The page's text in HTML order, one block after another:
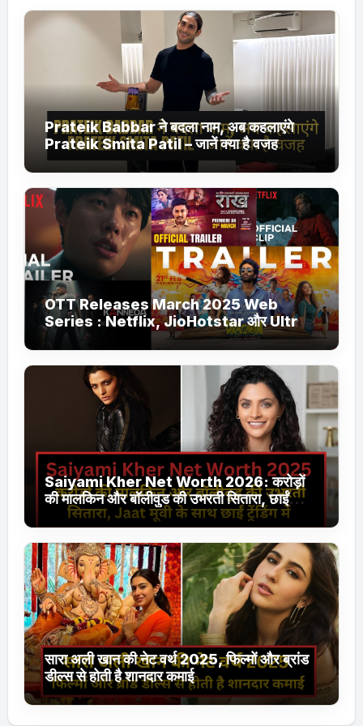
Prateik Babbar ने बदला नाम, अब कहलाएंगे
Prateik Smita Patil – जानें क्या है वजह
OTT Releases March 2025 Web
Series : Netflix, JioHotstar और Ultra
Jhakaas पर नई वेब सीरीज और फिल्में
Saiyami Kher Net Worth 2026: करोड़ों
की मालकिन और बॉलीवुड की उभरती सितारा, छाईं
ट्रेंडिंग में
सारा अली खान की नेट वर्थ 2025, फिल्मों और ब्रांड
डील्स से होती है शानदार कमाई